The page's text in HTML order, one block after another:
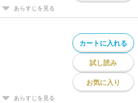
あらすじを見る
カートに入れる
試し読み
お気に入り
あらすじを見る